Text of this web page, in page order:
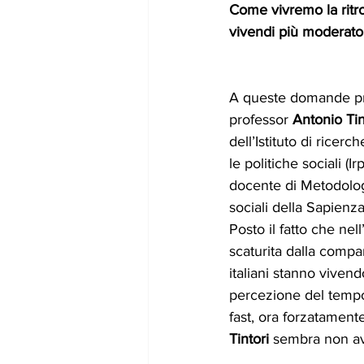
Come vivremo la
vivendi più
A queste domande
professor Antonio
dell’Istituto di
le politiche sociali
docente di
sociali della
Posto il fatto che
scaturita dalla
italiani stanno
percezione del
fast, ora
Tintori sembra non